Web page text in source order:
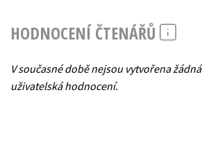
HODNOCENÍ ČTENÁŘŮ
V současné době nejsou vytvořena žádná
uživatelská hodnocení.